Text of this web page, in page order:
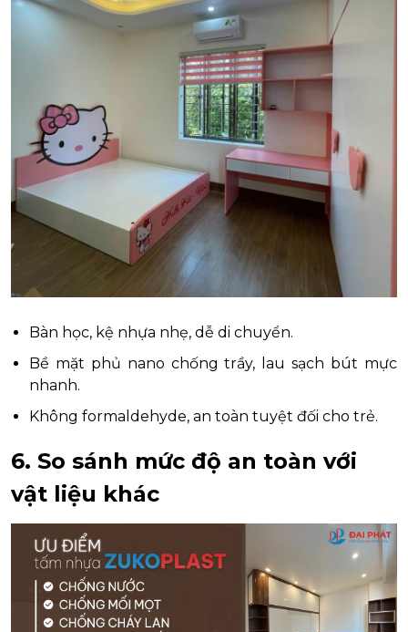
Bàn học, kệ nhựa nhẹ, dễ di chuyển.
Bề mặt phủ nano chống trầy, lau sạch bút mực
nhanh.
Không formaldehyde, an toàn tuyệt đối cho trẻ.
6. So sánh mức độ an toàn với
vật liệu khác